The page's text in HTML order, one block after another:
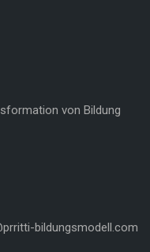
von Bildung
bildungsmodell.com